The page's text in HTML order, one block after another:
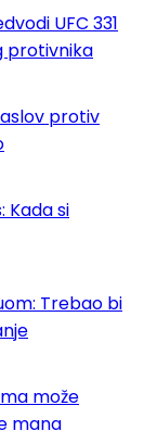
UFC 331
protivnika
protiv
Kada si
Trebao bi
može
mana